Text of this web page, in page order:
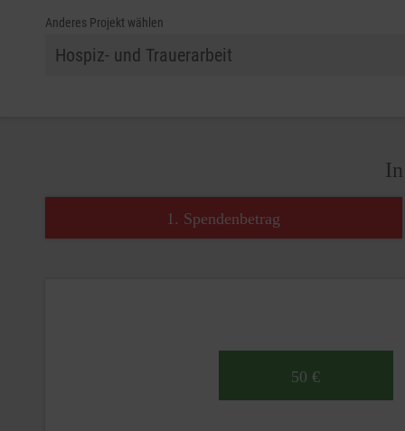
Anderes Projekt wählen
1. Spendenbetrag
50 €